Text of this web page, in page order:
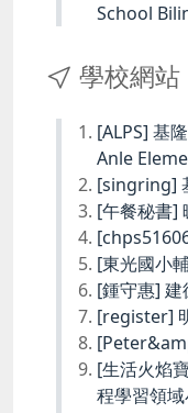
School
學校網站
[ALPS] 基
Anle
[singring]
[午餐秘書]
[東光國小
[鍾守惠]
[register]
[生活火焰
程學習領域